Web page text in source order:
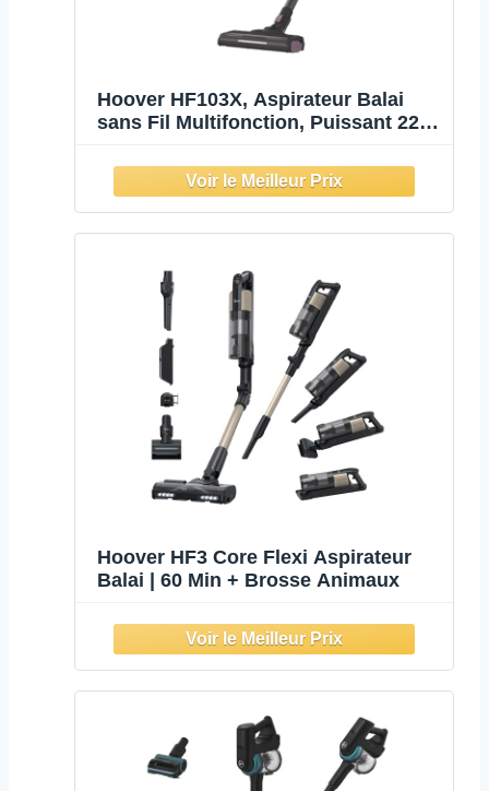
Hoover HF103X, Aspirateur Balai
sans Fil Multifonction, Puissant 22V,
capacité 0,9L, Electrobrosse LED,
Position Park&GO,Vidage
Facile,Tube Flexible+Accessoires
Embarqués
Hoover HF3 Core Flexi Aspirateur
Balai | 60 Min + Brosse Animaux